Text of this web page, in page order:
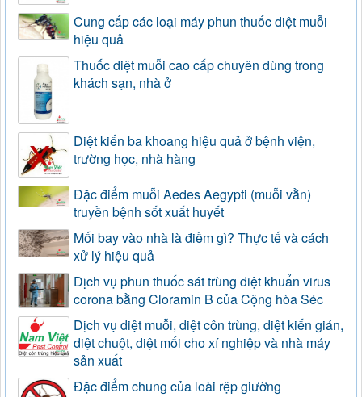
Cung cấp các loại máy phun thuốc diệt muỗi
hiệu quả
Thuốc diệt muỗi cao cấp chuyên dùng trong
khách sạn, nhà ở
Diệt kiến ba khoang hiệu quả ở bệnh viện,
trường học, nhà hàng
Đặc điểm muỗi Aedes Aegypti (muỗi vằn)
truyền bệnh sốt xuất huyết
Mối bay vào nhà là điềm gì? Thực tế và cách
xử lý hiệu quả
Dịch vụ phun thuốc sát trùng diệt khuẩn virus
corona bằng Cloramin B của Cộng hòa Séc
Dịch vụ diệt muỗi, diệt côn trùng, diệt kiến gián,
diệt chuột, diệt mối cho xí nghiệp và nhà máy
sản xuất
Đặc điểm chung của loài rệp giường